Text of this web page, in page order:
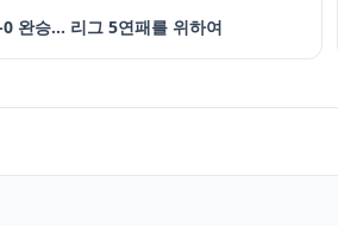
0 완승… 리그 5연패를 위하여